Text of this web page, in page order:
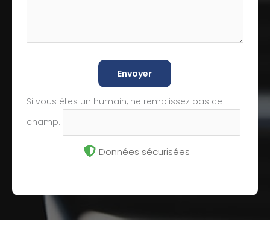
Envoyer
Si vous êtes un humain, ne remplissez pas ce
champ.
Données sécurisées